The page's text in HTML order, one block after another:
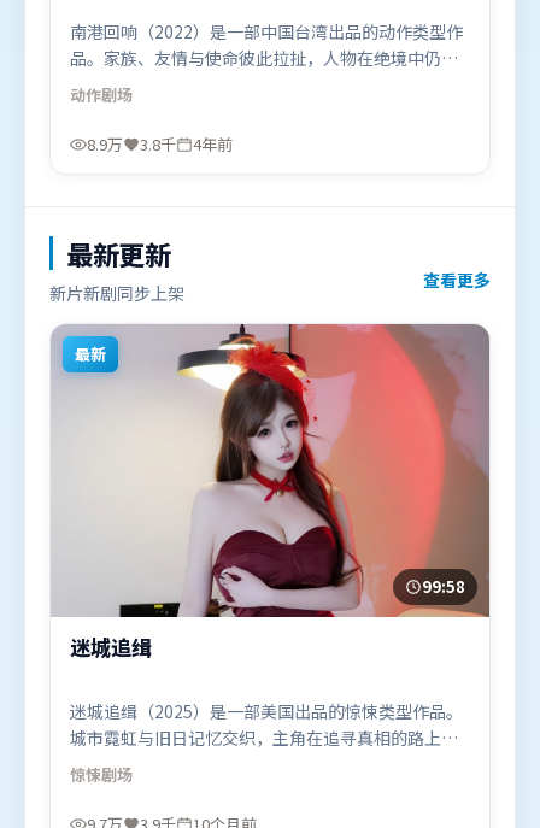
南港回响（2022）是一部中国台湾出品的动作类型作
品。家族、友情与使命彼此拉扯，人物在绝境中仍试
图守住心中微光。高潮段落信息密度高，情绪释放与
主题回扣同时完成。由薛晓路执导，汤唯、张家辉、
汤姆·哈迪，秦海璐、阿米尔·汗等联袂出演。影片
动作剧场
8.9万 3.8千 4年前
最新更新
新片新剧同步上架
查看更多
最新
99:58
迷城追缉
迷城追缉（2025）是一部美国出品的惊悚类型作品。
城市霓虹与旧日记忆交织，主角在追寻真相的路上不
断付出代价。人物关系网复杂却不凌乱，每场对手戏
都推动信息增量。由娄烨执导，段奕宏、廖凡、王景
春，刘德华、河正宇等联袂出演。影片于2025年10月
惊悚剧场